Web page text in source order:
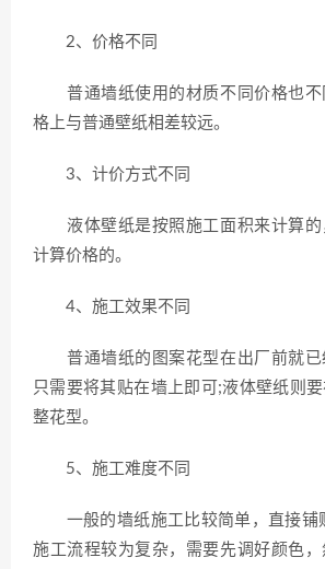
2、价格不同
普通墙纸使用的材质不同价格也不
格上与普通壁纸相差较远。
3、计价方式不同
液体壁纸是按照施工面积来计算的
计算价格的。
4、施工效果不同
普通墙纸的图案花型在出厂前就已
只需要将其贴在墙上即可;液体壁纸则
整花型。
5、施工难度不同
一般的墙纸施工比较简单，直接铺
施工流程较为复杂，需要先调好颜色